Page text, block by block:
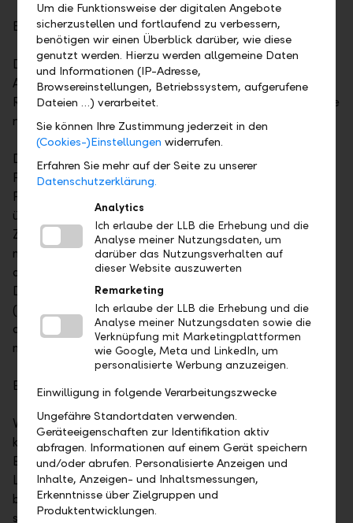
Besser gestaffelt als zufällig investiert
Deshalb können sich Anleger auch für einen gestaffelten
Aufbau ihrer Vermögenswerte entscheiden und damit
Risiken dämpfen. Ein solcher systematischer Einstieg sollte
nach einem definierten Mechanismus erfolgen.
Die Investitionssumme wird beim gestaffelten
Portfolioaufbau stufenweise investiert. Das angestrebte
Portfoliovolumen wird so sorgfältig, in regelmässigen und
überschaubaren Schritten, über einen bestimmten
Zeitraum aufgebaut. Das ermöglicht, bei fallenden Kursen
mehr Wertpapiere zu kaufen als bei steigenden. Dies hat
den erfreulichen Effekt, dass die Papiere zu attraktiven
Durchschnittspreisen zugekauft werden können
(«Durchschnittspreis-Effekt»). Gleichzeitig verringert sich
die Gefahr des «Kaufs im ungünstigsten Moment»
markant.
Einfach mit dem LLB Anlageplan
Vom aufgezeigten Vorteil eines gestaffelten Investments
können Anleger auch profitieren, indem sie eine
Einmaleinlage mit einem Anlageplan verbinden. Bei der
Liechtensteinischen Landesbank AG können Kunden
bereits mit einem Betrag ab CHF 10'000 problemlos und
systematisch von der Entwicklung an den Finanzmärkten
Um die Funktionsweise der digitalen Angebote
sicherzustellen und fortlaufend zu verbessern,
benötigen wir einen Überblick darüber, wie diese
genutzt werden. Hierzu werden allgemeine Daten
und Informationen (IP-Adresse,
Browsereinstellungen, Betriebssystem, aufgerufene
Dateien …) verarbeitet.
Sie können Ihre Zustimmung jederzeit in den
(Cookies-)Einstellungen widerrufen.
Erfahren Sie mehr auf der Seite zu unserer
Datenschutzerklärung.
Analytics
Ich erlaube der LLB die Erhebung und die
Analyse meiner Nutzungsdaten, um
darüber das Nutzungsverhalten auf
dieser Website auszuwerten
Remarketing
Ich erlaube der LLB die Erhebung und die
Analyse meiner Nutzungsdaten sowie die
Verknüpfung mit Marketingplattformen
wie Google, Meta und LinkedIn, um
personalisierte Werbung anzuzeigen.
Einwilligung in folgende Verarbeitungszwecke
Ungefähre Standortdaten verwenden.
Geräteeigenschaften zur Identifikation aktiv
abfragen. Informationen auf einem Gerät speichern
und/oder abrufen. Personalisierte Anzeigen und
Inhalte, Anzeigen- und Inhaltsmessungen,
Erkenntnisse über Zielgruppen und
Produktentwicklungen.